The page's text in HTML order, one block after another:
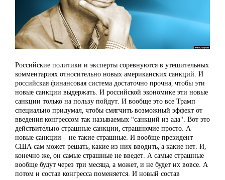
Российские политики и эксперты соревнуются в утешительных
комментариях относительно новых американских санкций. И
российская финансовая система достаточно прочна, чтобы эти
новые санкции выдержать. И российской экономике эти новые
санкции только на пользу пойдут. И вообще это все Трамп
специально придумал, чтобы смягчить возможный эффект от
введения конгрессом так называемых "санкций из ада". Вот это
действительно страшные санкции, страшнючие просто. А
новые санкции – не такие страшные. И вообще президент
США сам может решать, какие из них вводить, а какие нет. И,
конечно же, он самые страшные не введет. А самые страшные
вообще будут через три месяца, а может, и не будет их вовсе. А
потом и состав конгресса поменяется. И новый состав